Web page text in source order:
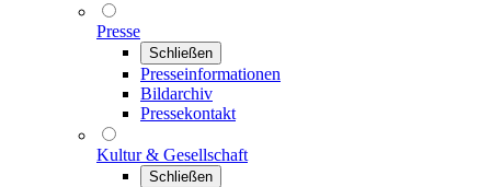
Presse
Schließen
Presseinformationen
Bildarchiv
Pressekontakt
Kultur & Gesellschaft
Schließen